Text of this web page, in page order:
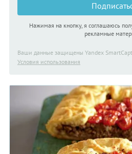
Нажимая на кнопку, я соглашаюсь
рекламные
Ваши данные защищены Yandex
Условия использования